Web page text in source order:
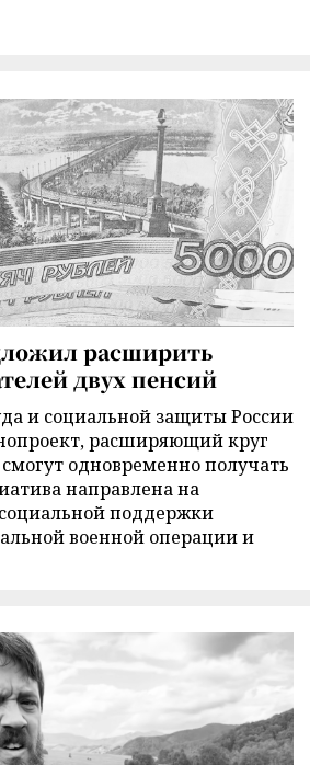
расширить
двух пенсий
и социальной защиты России
расширяющий круг
одновременно получать
направлена на
поддержки
военной операции и